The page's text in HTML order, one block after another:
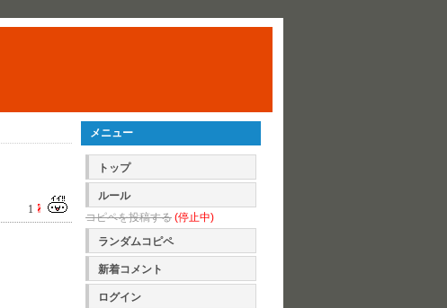
1
メニュー
トップ
ルール
コピペを投稿する (停止中)
ランダムコピペ
新着コメント
ログイン